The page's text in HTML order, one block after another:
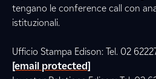
tengano le conference call con
istituzionali.
Ufficio Stampa Edison: Tel. 02
[email protected]